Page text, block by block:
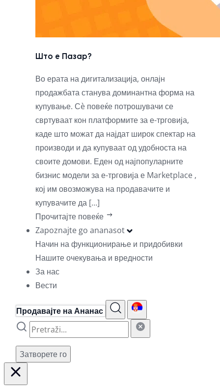
Што е Пазар?
Во ерата на дигитализација, онлајн
продажбата станува доминантна форма на
купување. Сè повеќе потрошувачи се
свртуваат кон платформите за е-трговија,
каде што можат да најдат широк спектар на
производи и да купуваат од удобноста на
своите домови. Еден од најпопуларните
бизнис модели за е-трговија е Marketplace ,
кој им овозможува на продавачите и
купувачите да […]
Прочитајте повеќе
Zapoznajte go ananasot
Начин на функционирање и придобивки
Нашите очекувања и вредности
За нас
Вести
Продавајте на Ананас
Затворете го